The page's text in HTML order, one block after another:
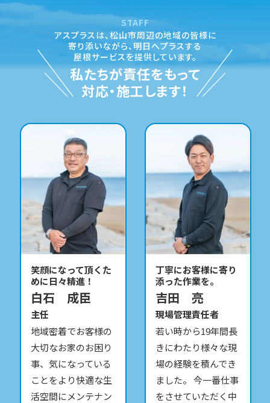
STAFF
アスプラスは、松山市周辺の地域の皆様に
寄り添いながら、 明日へプラスする
屋根サービスを提供しています。
私たちが責任をもって
対応・施工します！
笑顔になって頂くた
めに日々精進！
白石 成臣
主任
地域密着でお客様の
大切なお家のお困り
事、気になっている
ことをより快適な生
活空間にメンテナン
丁寧にお客様に寄り
添った作業を。
吉田 亮
現場管理責任者
若い時から19年間長
きにわたり様々な現
場の経験を積んでき
ました。 今一番仕事
をさせていただく中